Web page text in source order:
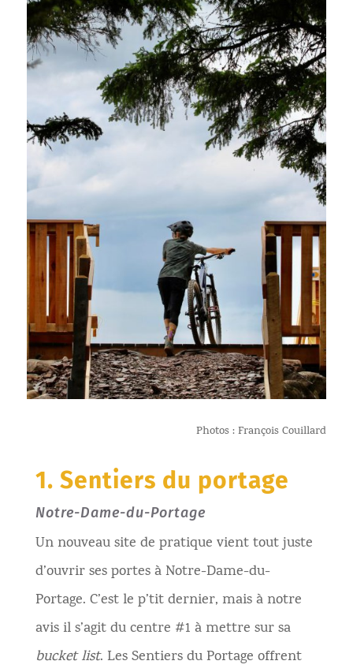
Photos : François Couillard
1. Sentiers du portage
Notre-Dame-du-Portage
Un nouveau site de pratique vient tout juste
d’ouvrir ses portes à Notre-Dame-du-
Portage. C’est le p’tit dernier, mais à notre
avis il s’agit du centre #1 à mettre sur sa
bucket list. Les Sentiers du Portage offrent